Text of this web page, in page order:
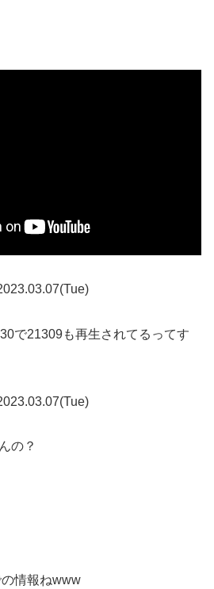
で21309も再生されてるってす
の？
情報ねwww